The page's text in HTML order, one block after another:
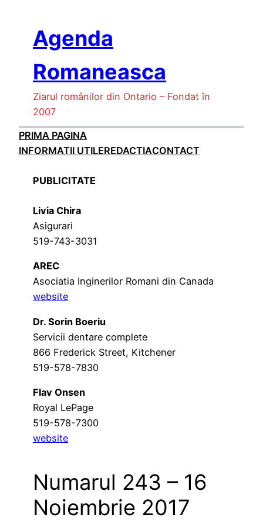
contentAgenda
Romaneasca
Ziarul românilor din Ontario – Fondat în
2007
PRIMA PAGINA
INFORMATII UTILEREDACTIACONTACT
PUBLICITATE
Livia Chira
Asigurari
519-743-3031
AREC
Asociatia Inginerilor Romani din Canada
website
Dr. Sorin Boeriu
Servicii dentare complete
866 Frederick Street, Kitchener
519-578-7830
Flav Onsen
Royal LePage
519-578-7300
website
Numarul 243 – 16
Noiembrie 2017